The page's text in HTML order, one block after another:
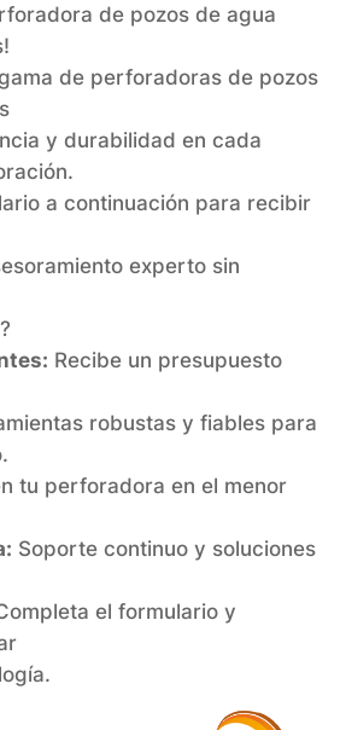
de pozos de agua
de perforadoras de pozos
y durabilidad en cada
a continuación para recibir
experto sin
Recibe un presupuesto
robustas y fiables para
tu perforadora en el menor
Soporte continuo y soluciones
el formulario y